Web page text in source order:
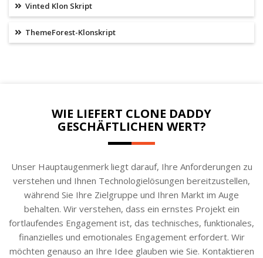
Vinted Klon Skript
ThemeForest-Klonskript
WIE LIEFERT CLONE DADDY
GESCHÄFTLICHEN WERT?
Unser Hauptaugenmerk liegt darauf, Ihre Anforderungen zu
verstehen und Ihnen Technologielösungen bereitzustellen,
während Sie Ihre Zielgruppe und Ihren Markt im Auge
behalten. Wir verstehen, dass ein ernstes Projekt ein
fortlaufendes Engagement ist, das technisches, funktionales,
finanzielles und emotionales Engagement erfordert. Wir
möchten genauso an Ihre Idee glauben wie Sie. Kontaktieren